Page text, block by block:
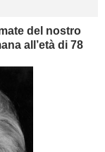
del nostro
all’età di 78